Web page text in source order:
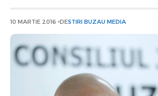
10 MARTIE 2016 DESTIRI BUZAU MEDIA